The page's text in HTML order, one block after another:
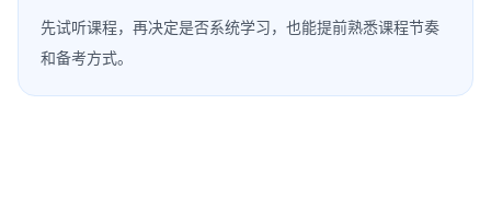
先试听课程，再决定是否系统学习，也能提前熟悉课程节奏
和备考方式。